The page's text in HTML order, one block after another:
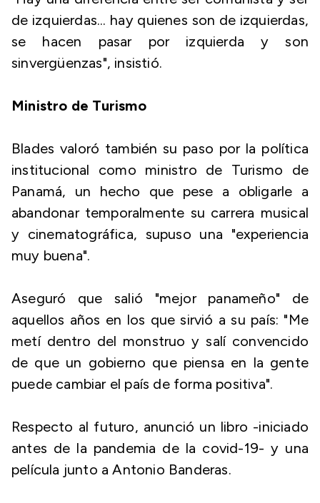
de izquierdas... hay quienes son de izquierdas,
se hacen pasar por izquierda y son
sinvergüenzas", insistió.
Ministro de Turismo
Blades valoró también su paso por la política
institucional como ministro de Turismo de
Panamá, un hecho que pese a obligarle a
abandonar temporalmente su carrera musical
y cinematográfica, supuso una "experiencia
muy buena".
Aseguró que salió "mejor panameño" de
aquellos años en los que sirvió a su país: "Me
metí dentro del monstruo y salí convencido
de que un gobierno que piensa en la gente
puede cambiar el país de forma positiva".
Respecto al futuro, anunció un libro -iniciado
antes de la pandemia de la covid-19- y una
película junto a Antonio Banderas.